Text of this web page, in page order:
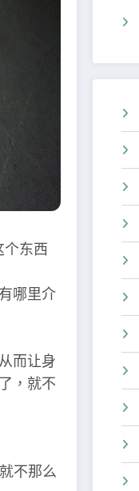
个东西
哪里介
而让身
，就不
不那么